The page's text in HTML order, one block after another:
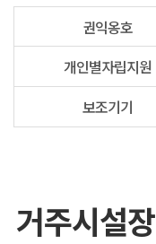
권익옹호
개인별자립지원
보조기기
거주시설